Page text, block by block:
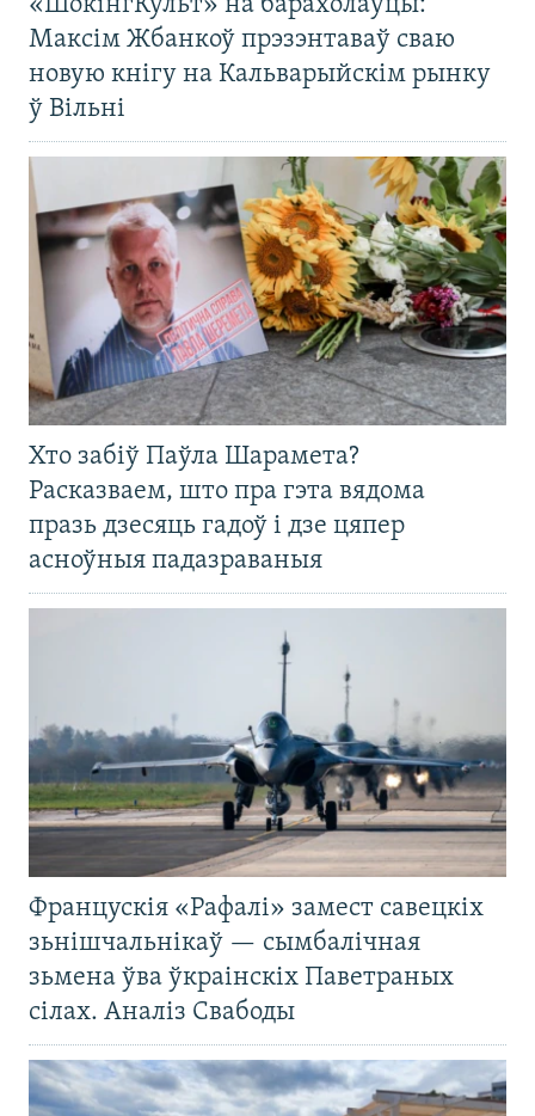
«ШокінгКульт» на барахолаўцы:
Максім Жбанкоў прэзэнтаваў сваю
новую кнігу на Кальварыйскім рынку
ў Вільні
Хто забіў Паўла Шарамета?
Расказваем, што пра гэта вядома
празь дзесяць гадоў і дзе цяпер
асноўныя падазраваныя
Францускія «Рафалі» замест савецкіх
зьнішчальнікаў — сымбалічная
зьмена ўва ўкраінскіх Паветраных
сілах. Аналіз Свабоды